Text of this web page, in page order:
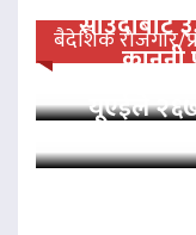
बैदेशिक रोजगार/
साउदीबाट
कानुनी
यूएईले